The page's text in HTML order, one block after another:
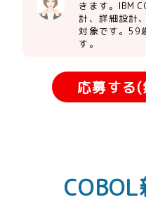
きます。IBM
計、詳細設計
対象です。59
す。
応募する